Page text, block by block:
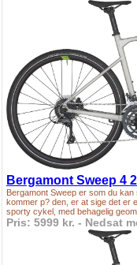
Bergamont Sweep 4
Bergamont Sweep er som du
kommer p? den, er at sige det er
sporty cykel, med behagelig
Pris: 5999 kr. - Nedsat